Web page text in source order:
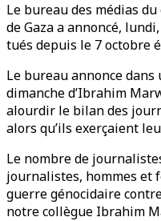
Le bureau des médias
de Gaza a annoncé,
tués depuis le 7 octobre
Le bureau annonce
dimanche d’Ibrahim
alourdir le bilan des
alors qu’ils exerçaient
Le nombre de
journalistes, hommes et
guerre génocidaire
notre collègue Ibrahim